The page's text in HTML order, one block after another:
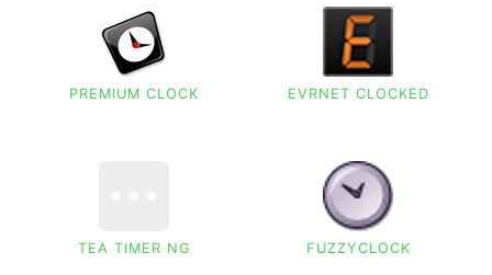
PREMIUM CLOCK EVRNET CLOCKED
TEA TIMER NG FUZZYCLOCK